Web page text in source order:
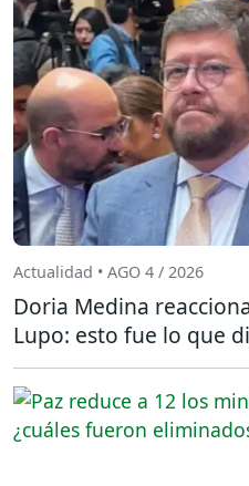
Actualidad • AGO 4 / 2026
Doria Medina
Lupo: esto fue lo que